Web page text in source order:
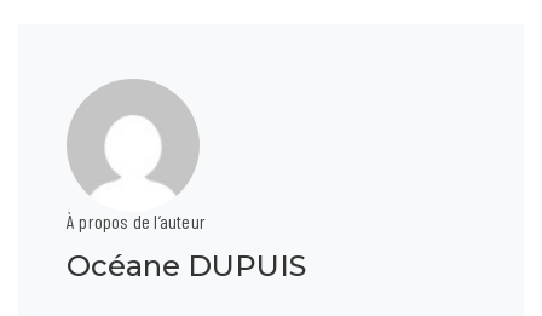
À propos de l’auteur
Océane DUPUIS